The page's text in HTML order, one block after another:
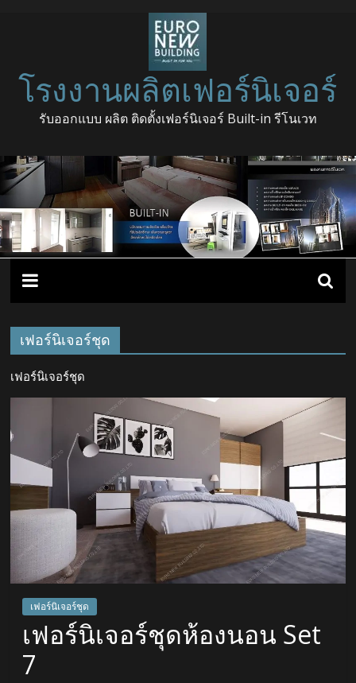
โรงงานผลิตเฟอร์นิเจอร์
รับออกแบบ ผลิต ติดตั้งเฟอร์นิเจอร์ Built-in รีโนเวท
เฟอร์นิเจอร์ชุด
เฟอร์นิเจอร์ชุด
เฟอร์นิเจอร์ชุด
เฟอร์นิเจอร์ชุดห้องนอน Set
7